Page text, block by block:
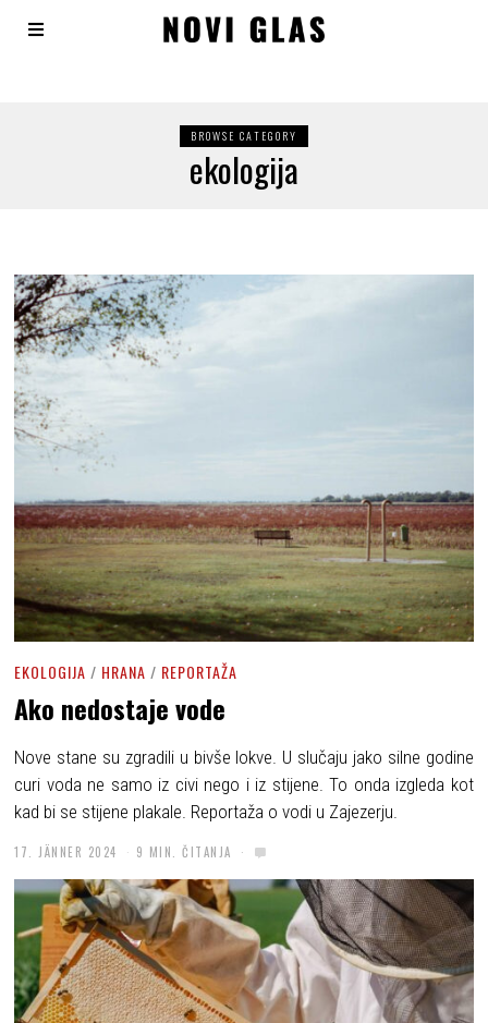
BROWSE CATEGORY
ekologija
EKOLOGIJA / HRANA / REPORTAŽA
Ako nedostaje vode
Nove stane su zgradili u bivše lokve. U slučaju jako silne godine
curi voda ne samo iz civi nego i iz stijene. To onda izgleda kot
kad bi se stijene plakale. Reportaža o vodi u Zajezerju.
17. JÄNNER 2024 9 MIN. ČITANJA